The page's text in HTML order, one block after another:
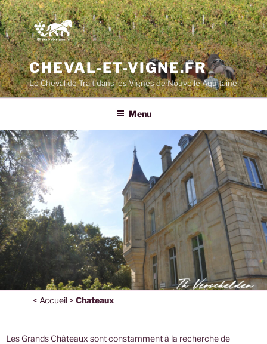
CHEVAL-ET-VIGNE.FR
Le Cheval de Trait dans les Vignes de Nouvelle Aquitaine
Menu
< Accueil> Chateaux
Les Grands Châteaux sont constamment à la recherche de